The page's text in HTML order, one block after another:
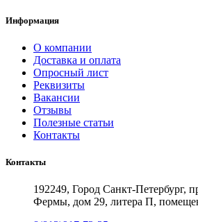
Информация
О компании
Доставка и оплата
Опросный лист
Реквизиты
Вакансии
Отзывы
Полезные статьи
Контакты
Контакты
192249, Город Санкт-Петербург,
Фермы, дом 29, литера П,